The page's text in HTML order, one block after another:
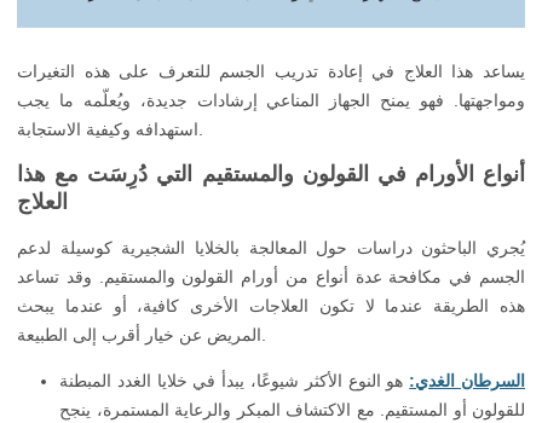
يساعد هذا العلاج في إعادة تدريب الجسم للتعرف على هذه التغيرات
ومواجهتها. فهو يمنح الجهاز المناعي إرشادات جديدة، ويُعلّمه ما يجب
أنواع الأورام في القولون والمستقيم التي دُرِسَت مع هذا
العلاج
يُجري الباحثون دراسات حول المعالجة بالخلايا الشجيرية كوسيلة لدعم
الجسم في مكافحة عدة أنواع من أورام القولون والمستقيم. وقد تساعد
هذه الطريقة عندما لا تكون العلاجات الأخرى كافية، أو عندما يبحث
السرطان الغدي: هو النوع الأكثر شيوعًا، يبدأ في خلايا الغدد المبطنة
للقولون أو المستقيم. مع الاكتشاف المبكر والرعاية المستمرة، ينجح